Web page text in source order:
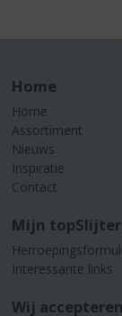
Home
Home
Assortiment
Nieuws
Inspiratie
Contact
Mijn topSlijter
Interessante links
Wij